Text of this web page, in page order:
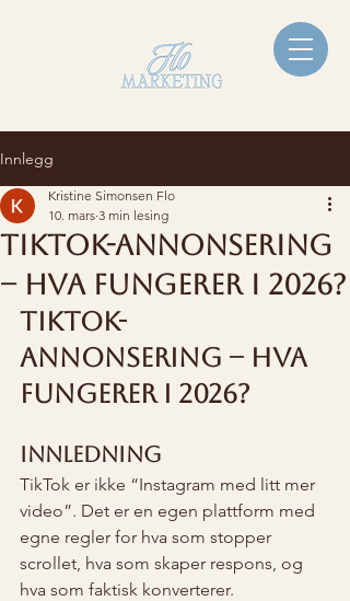
Innlegg
TikTok-annonsering
– hva fungerer i 2026?
Kristine Simonsen Flo
10. mars 3 min lesing
TikTok-
annonsering – hva
fungerer i 2026?
Innledning
TikTok er ikke “Instagram med litt mer
video”. Det er en egen plattform med
egne regler for hva som stopper
scrollet, hva som skaper respons, og
hva som faktisk konverterer.